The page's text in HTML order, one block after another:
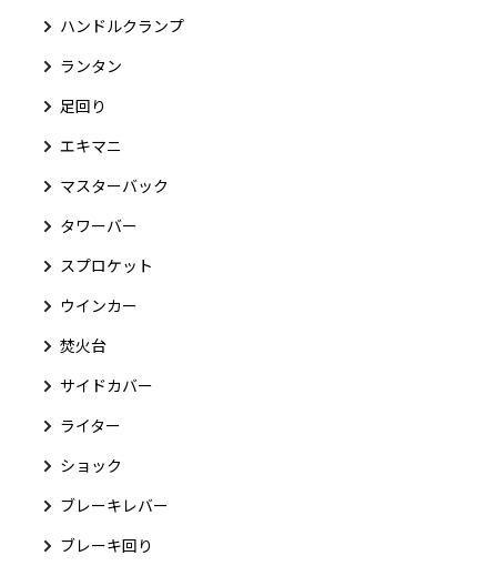
ハンドルクランプ
ランタン
足回り
エキマニ
マスターバック
タワーバー
スプロケット
ウインカー
焚火台
サイドカバー
ライター
ショック
ブレーキレバー
ブレーキ回り